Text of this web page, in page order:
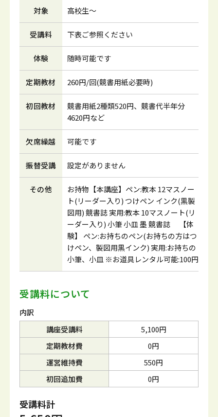
対象 高校生～
受講料 下表ご参照ください
体験 随時可能です
定期教材 260円/回(競書用紙必要時)
初回教材
競書用紙2種類520円、競書代半年分
4620円など
欠席繰越 可能です
振替受講 設定がありません
その他
お持物【本講座】ペン:教本 12マスノー
ト(リーダー入り) つけペン インク(黒製
図用) 競書誌 実用:教本 10マスノート(リ
ーダー入り) 小筆 小皿 墨 競書誌 【体
験】 ペン:お持ちのペン(お持ちの方はつ
けペン、製図用黒インク) 実用:お持ちの
小筆、小皿 ※お道具レンタル可能:100円
受講料について
内訳
講座受講料
5,100円
定期教材費
0円
運営維持費
550円
初回追加費
0円
受講料計